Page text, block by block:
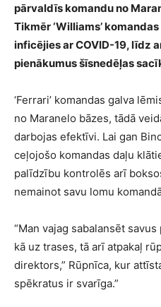
pārvaldīs komandu no
Tikmēr ‘Williams’
inficējies ar COVID-19, līdz
pienākumus šīsnedēļas
‘Ferrari’ komandas galva
no Maranelo bāzes, tādā
darbojas efektīvi. Lai gan
ceļojošo komandas daļu
palīdzību kontrolēs arī
nemainot savu lomu
“Man vajag sabalansēt
kā uz trases, tā arī atpakaļ
direktors,” Rūpnīca, kur
spēkratus ir svarīga.”